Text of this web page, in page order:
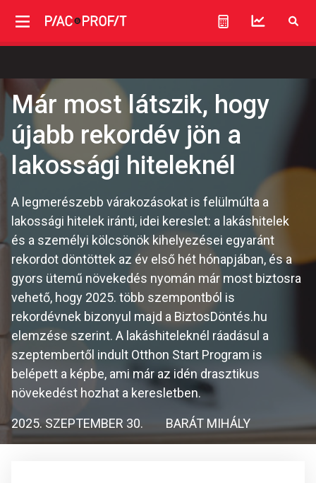
Már most látszik, hogy
újabb rekordév jön a
lakossági hiteleknél
A legmerészebb várakozásokat is felülmúlta a
lakossági hitelek iránti, idei kereslet: a lakáshitelek
és a személyi kölcsönök kihelyezései egyaránt
rekordot döntöttek az év első hét hónapjában, és a
gyors ütemű növekedés nyomán már most biztosra
vehető, hogy 2025. több szempontból is
rekordévnek bizonyul majd a BiztosDöntés.hu
elemzése szerint. A lakáshiteleknél ráadásul a
szeptembertől indult Otthon Start Program is
belépett a képbe, ami már az idén drasztikus
növekedést hozhat a keresletben.
2025. SZEPTEMBER 30. BARÁT MIHÁLY